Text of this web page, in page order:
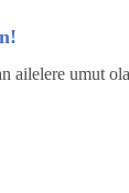
ailelere umut